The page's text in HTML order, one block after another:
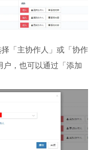
「主协作人」或「协作
户，也可以通过「添加